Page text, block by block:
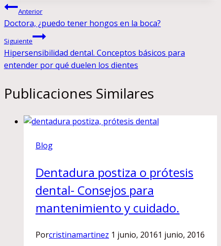
la
entrada:
Navegación
de
entradas
Anterior
Doctora, ¿puedo tener hongos en la boca?
Siguiente
Hipersensibilidad dental. Conceptos básicos para
entender por qué duelen los dientes
Publicaciones Similares
Blog
Dentadura postiza o prótesis
dental- Consejos para
mantenimiento y cuidado.
Porcristinamartinez 1 junio, 20161 junio, 2016